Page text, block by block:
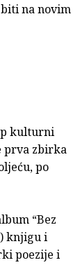
biti na novim
kulturni
prva zbirka
po
“Bez
knjigu i
poezije i